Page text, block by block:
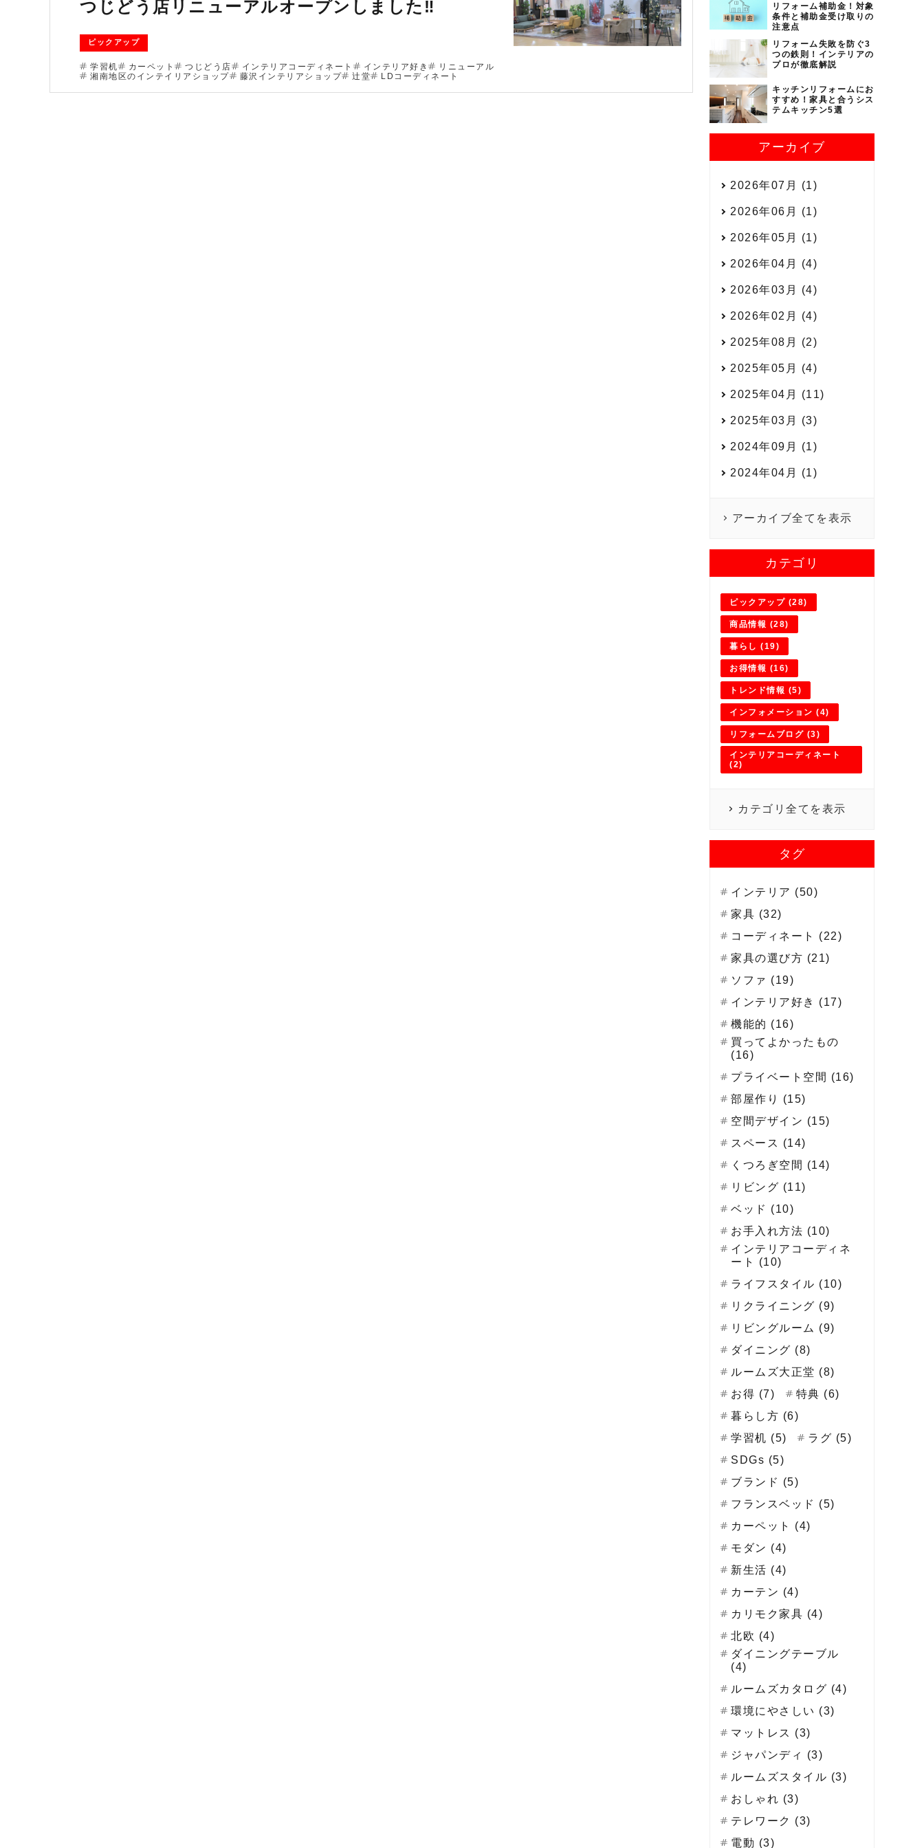
つじどう店リニューアルオープンしました‼
ピックアップ
学習机 カーペット つじどう店 インテリアコーディネート インテリア好き
リニューアル
湘南地区のインテイリアショップ
藤沢インテリアショップ 辻堂 LDコーディネート
リフォーム補助金！対象
条件と補助金受け取りの
注意点
リフォーム失敗を防ぐ3
つの鉄則！インテリアの
プロが徹底解説
キッチンリフォームにお
すすめ！家具と合うシス
テムキッチン5選
アーカイブ
2026年07月 (1)
2026年06月 (1)
2026年05月 (1)
2026年04月 (4)
2026年03月 (4)
2026年02月 (4)
2025年08月 (2)
2025年05月 (4)
2025年04月 (11)
2025年03月 (3)
2024年09月 (1)
2024年04月 (1)
アーカイブ全てを表示
カテゴリ
ピックアップ (28)
商品情報 (28)
暮らし (19)
お得情報 (16)
トレンド情報 (5)
インフォメーション (4)
リフォームブログ (3)
インテリアコーディネート
(2)
カテゴリ全てを表示
タグ
インテリア (50)
家具 (32)
コーディネート (22)
家具の選び方 (21)
ソファ (19)
インテリア好き (17)
機能的 (16)
買ってよかったもの
(16)
プライベート空間 (16)
部屋作り (15)
空間デザイン (15)
スペース (14)
くつろぎ空間 (14)
リビング (11)
ベッド (10)
お手入れ方法 (10)
インテリアコーディネ
ート (10)
ライフスタイル (10)
リクライニング (9)
リビングルーム (9)
ダイニング (8)
ルームズ大正堂 (8)
お得 (7)
特典 (6)
暮らし方 (6)
学習机 (5)
ラグ (5)
SDGs (5)
ブランド (5)
フランスベッド (5)
カーペット (4)
モダン (4)
新生活 (4)
カーテン (4)
カリモク家具 (4)
北欧 (4)
ダイニングテーブル
(4)
ルームズカタログ (4)
環境にやさしい (3)
マットレス (3)
ジャパンディ (3)
ルームズスタイル (3)
おしゃれ (3)
テレワーク (3)
電動 (3)